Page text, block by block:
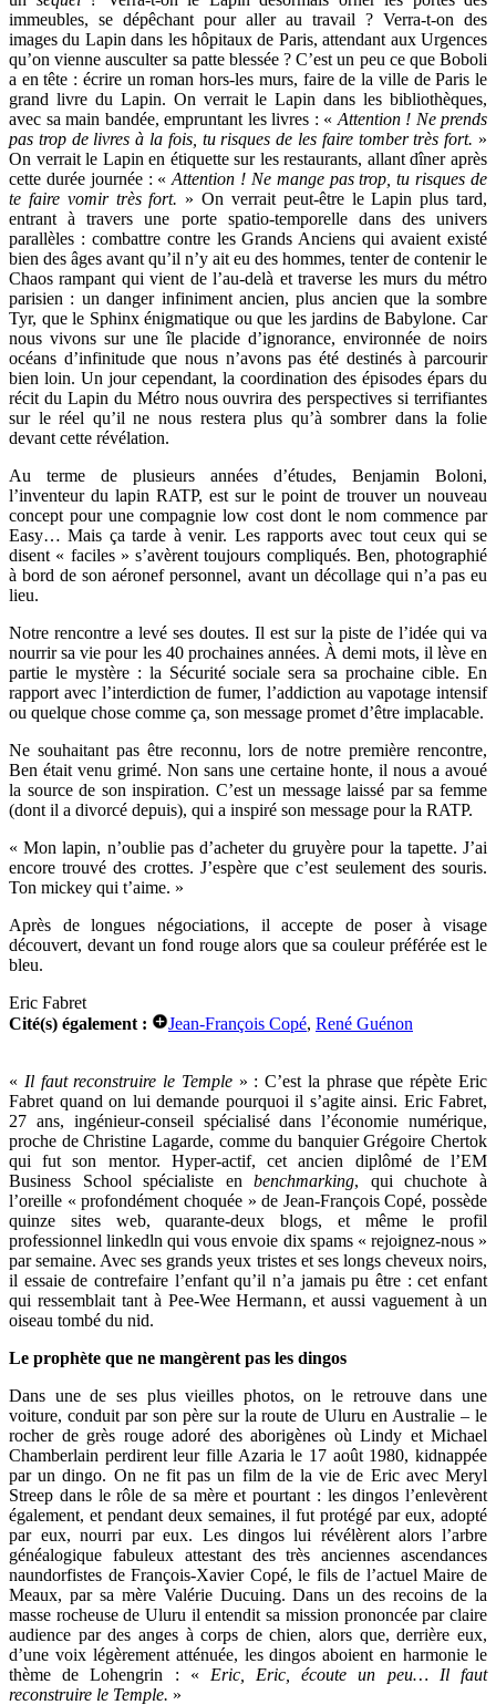
immeubles, se dépêchant pour aller au travail ? Verra-t-on des
images du Lapin dans les hôpitaux de Paris, attendant aux Urgences
qu’on vienne ausculter sa patte blessée ? C’est un peu ce que Boboli
a en tête : écrire un roman hors-les murs, faire de la ville de Paris le
grand livre du Lapin. On verrait le Lapin dans les bibliothèques,
avec sa main bandée, empruntant les livres : « Attention ! Ne prends
pas trop de livres à la fois, tu risques de les faire tomber très fort. »
On verrait le Lapin en étiquette sur les restaurants, allant dîner après
cette durée journée : «Attention ! Ne mange pas trop, tu risques de
te faire vomir très fort. » On verrait peut-être le Lapin plus tard,
entrant à travers une porte spatio-temporelle dans des univers
parallèles : combattre contre les Grands Anciens qui avaient existé
bien des âges avant qu’il n’y ait eu des hommes, tenter de contenir le
Chaos rampant qui vient de l’au-delà et traverse les murs du métro
parisien : un danger infiniment ancien, plus ancien que la sombre
Tyr, que le Sphinx énigmatique ou que les jardins de Babylone. Car
nous vivons sur une île placide d’ignorance, environnée de noirs
océans d’infinitude que nous n’avons pas été destinés à parcourir
bien loin. Un jour cependant, la coordination des épisodes épars du
récit du Lapin du Métro nous ouvrira des perspectives si terrifiantes
sur le réel qu’il ne nous restera plus qu’à sombrer dans la folie
devant cette révélation.
Au terme de plusieurs années d’études, Benjamin Boloni,
l’inventeur du lapin RATP, est sur le point de trouver un nouveau
concept pour une compagnie low cost dont le nom commence par
Easy… Mais ça tarde à venir. Les rapports avec tout ceux qui se
disent « faciles » s’avèrent toujours compliqués. Ben, photographié
à bord de son aéronef personnel, avant un décollage qui n’a pas eu
lieu.
Notre rencontre a levé ses doutes. Il est sur la piste de l’idée qui va
nourrir sa vie pour les 40 prochaines années. À demi mots, il lève en
partie le mystère : la Sécurité sociale sera sa prochaine cible. En
rapport avec l’interdiction de fumer, l’addiction au vapotage intensif
ou quelque chose comme ça, son message promet d’être implacable.
Ne souhaitant pas être reconnu, lors de notre première rencontre,
Ben était venu grimé. Non sans une certaine honte, il nous a avoué
la source de son inspiration. C’est un message laissé par sa femme
(dont il a divorcé depuis), qui a inspiré son message pour la RATP.
« Mon lapin, n’oublie pas d’acheter du gruyère pour la tapette. J’ai
encore trouvé des crottes. J’espère que c’est seulement des souris.
Ton mickey qui t’aime. »
Après de longues négociations, il accepte de poser à visage
découvert, devant un fond rouge alors que sa couleur préférée est le
bleu.
Eric Fabret
Cité(s) également :
Jean-François Copé, René Guénon
« Il faut reconstruire le Temple» : C’est la phrase que répète Eric
Fabret quand on lui demande pourquoi il s’agite ainsi. Eric Fabret,
27 ans, ingénieur-conseil spécialisé dans l’économie numérique,
proche de Christine Lagarde, comme du banquier Grégoire Chertok
qui fut son mentor. Hyper-actif, cet ancien diplômé de l’EM
Business School spécialiste enbenchmarking, qui chuchote à
l’oreille « profondément choquée » de Jean-François Copé, possède
quinze sites web, quarante-deux blogs, et même le profil
professionnel linkedln qui vous envoie dix spams « rejoignez-nous »
par semaine. Avec ses grands yeux tristes et ses longs cheveux noirs,
il essaie de contrefaire l’enfant qu’il n’a jamais pu être : cet enfant
qui ressemblait tant à Pee-Wee Hermann, et aussi vaguement à un
oiseau tombé du nid.
Le prophète que ne mangèrent pas les dingos
Dans une de ses plus vieilles photos, on le retrouve dans une
voiture, conduit par son père sur la route de Uluru en Australie – le
rocher de grès rouge adoré des aborigènes où Lindy et Michael
Chamberlain perdirent leur fille Azaria le 17 août 1980, kidnappée
par un dingo. On ne fit pas un film de la vie de Eric avec Meryl
Streep dans le rôle de sa mère et pourtant : les dingos l’enlevèrent
également, et pendant deux semaines, il fut protégé par eux, adopté
par eux, nourri par eux. Les dingos lui révélèrent alors l’arbre
généalogique fabuleux attestant des très anciennes ascendances
naundorfistes de François-Xavier Copé, le fils de l’actuel Maire de
Meaux, par sa mère Valérie Ducuing. Dans un des recoins de la
masse rocheuse de Uluru il entendit sa mission prononcée par claire
audience par des anges à corps de chien, alors que, derrière eux,
d’une voix légèrement atténuée, les dingos aboient en harmonie le
thème de Lohengrin : « Eric, Eric, écoute un peu… Il faut
reconstruire le Temple. »